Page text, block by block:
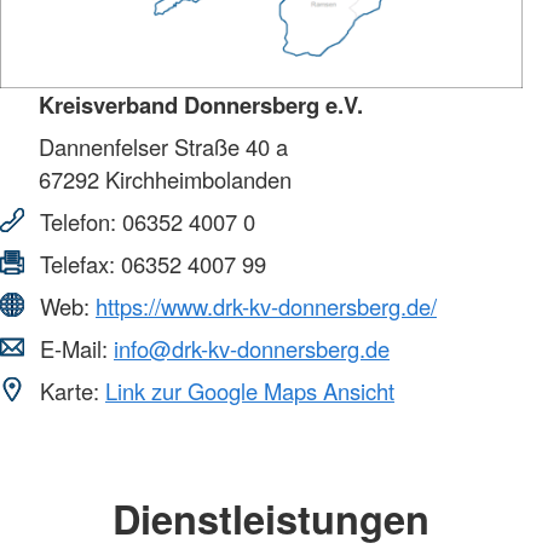
Kreisverband Donnersberg e.V.
Dannenfelser Straße 40 a
67292 Kirchheimbolanden
Telefon: 06352 4007 0
Telefax: 06352 4007 99
Web: https://www.drk-kv-donnersberg.de/
E-Mail: info@drk-kv-donnersberg.de
Karte: Link zur Google Maps Ansicht
Dienstleistungen